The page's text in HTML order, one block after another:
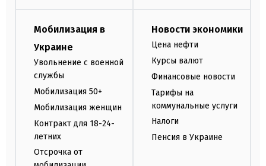
Мобилизация в
Украине
Увольнение с военной
службы
Мобилизация 50+
Мобилизация женщин
Контракт для 18-24-
летних
Отсрочка от
Новости экономики
Цена нефти
Курсы валют
Финансовые новости
Тарифы на
коммунальные услуги
Налоги
Пенсия в Украине